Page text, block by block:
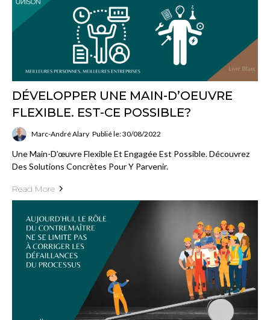
DÉVELOPPER UNE MAIN-D’OEUVRE
FLEXIBLE. EST-CE POSSIBLE?
Marc-André Alary Publié le: 30/08/2022
Une Main-D’œuvre Flexible Et Engagée Est Possible. Découvrez
Des Solutions Concrètes Pour Y Parvenir.
Read More